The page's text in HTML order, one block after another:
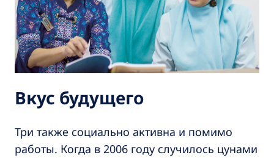
Вкус будущего
Три также социально активна и помимо
работы. Когда в 2006 году случилось цунами